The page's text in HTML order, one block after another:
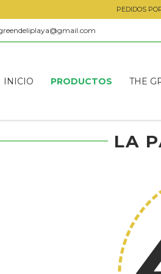
PEDIDOS
INICIO PRODUCTOS THE
LA